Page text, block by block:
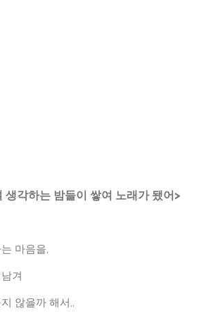
생각하는 밤들이 쌓여 노래가 됐어>
마음을,
겨
않을까 해서,,